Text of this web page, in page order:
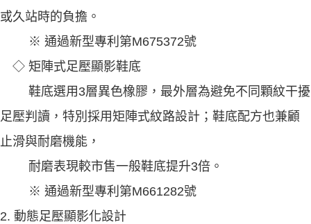
或久站時的負擔。
※ 通過新型專利第M675372號
◇ 矩陣式足壓顯影鞋底
鞋底選用3層異色橡膠，最外層為避免不同顆紋干擾
足壓判讀，特別採用矩陣式紋路設計；鞋底配方也兼顧
止滑與耐磨機能，
耐磨表現較市售一般鞋底提升3倍。
※ 通過新型專利第M661282號
2. 動態足壓顯影化設計